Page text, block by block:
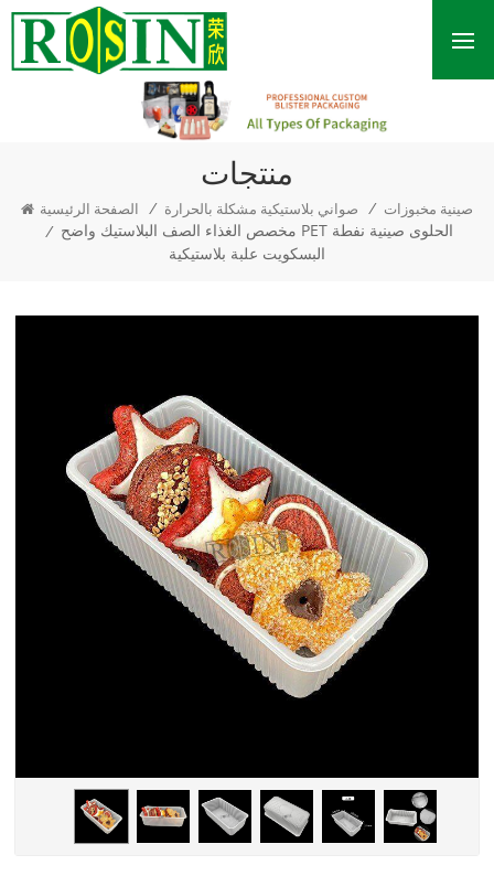
منتجات
الصفحة الرئيسية / صواني بلاستيكية مشكلة بالحرارة / صينية مخبوزات
/ مخصص الغذاء الصف البلاستيك واضح PET الحلوى صينية نفطة
البسكويت علبة بلاستيكية